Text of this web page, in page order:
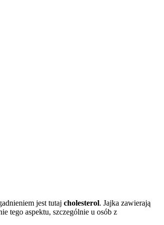
jest tutaj cholesterol. Jajka zawierają
tego aspektu, szczególnie u osób z